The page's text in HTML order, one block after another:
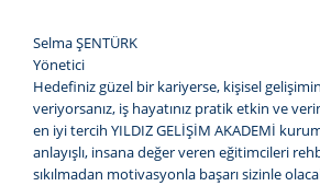
Selma ŞENTÜRK
Yönetici
Hedefiniz güzel bir kariyerse, kişisel
veriyorsanız, iş hayatınız pratik etkin ve
en iyi tercih YILDIZ GELİŞİM AKADEMİ
anlayışlı, insana değer veren eğitimcileri
sıkılmadan motivasyonla başarı sizinle